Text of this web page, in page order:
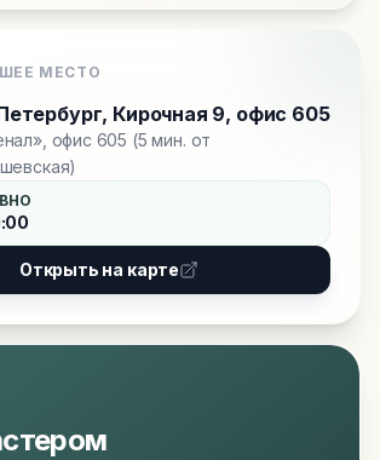
МЕСТО
, Кирочная 9, офис 605
офис 605 (5 мин. от
Открыть на карте